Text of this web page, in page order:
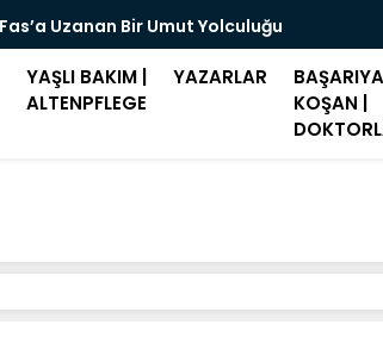
Uzanan Bir Umut Yolculuğu
YAŞLI BAKIM |
ALTENPFLEGE
YAZARLAR
BAŞARIYA
KOŞAN |